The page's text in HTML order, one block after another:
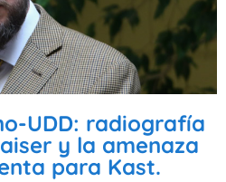
UDD: radiografía
y la amenaza
para Kast.